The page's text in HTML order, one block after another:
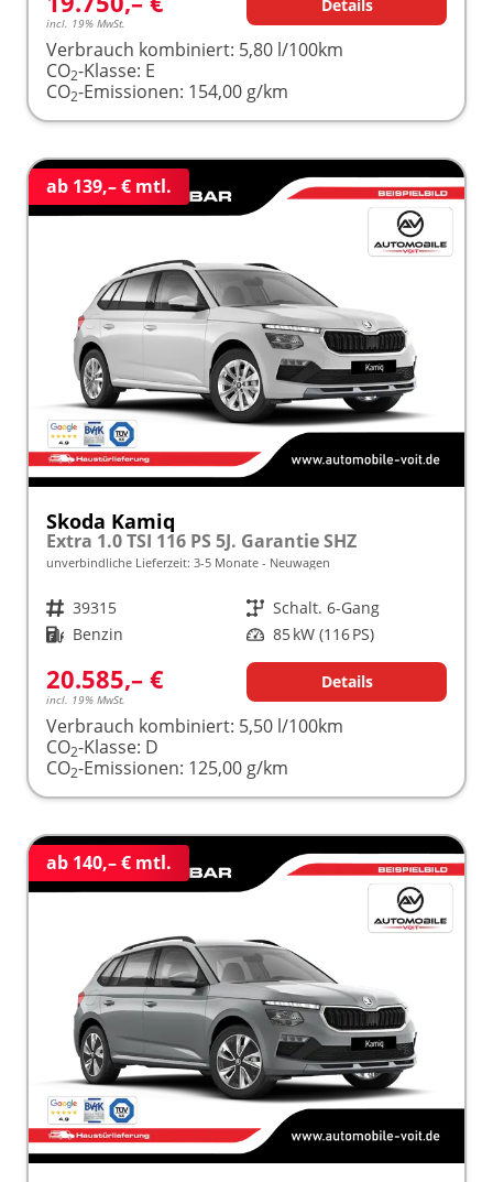
incl. 19% MwSt.
Details
Verbrauch kombiniert: 5,80 l/100km
CO2-Klasse: E
CO2-Emissionen: 154,00 g/km
ab 139,– € mtl.
Skoda Kamiq
Extra 1.0 TSI 116 PS 5J. Garantie SHZ
unverbindliche Lieferzeit: 3-5 Monate Neuwagen
Fahrzeugnr. 39315 Getriebe Schalt. 6-Gang
Kraftstoff Benzin Leistung 85 kW (116 PS)
20.585,– €
incl. 19% MwSt.
Details
Verbrauch kombiniert: 5,50 l/100km
CO2-Klasse: D
CO2-Emissionen: 125,00 g/km
ab 140,– € mtl.